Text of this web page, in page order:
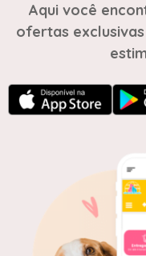
Aqui você
ofertas